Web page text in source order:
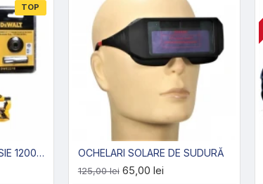
TOP
MAȘINĂ DE TĂIAT GRESIE 1200MM - PROFESIONALĂ OCHELARI SOLARE DE SUDURĂ
125,00 lei 65,00 lei